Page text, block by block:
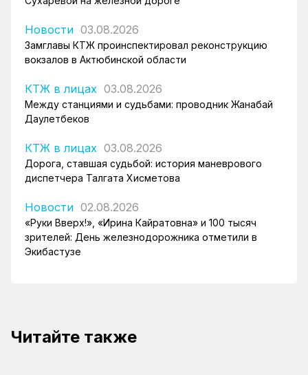
Новости 03.08.2026
Замглавы КТЖ проинспектировал реконструкцию
вокзалов в Актюбинской области
КТЖ в лицах 03.08.2026
Между станциями и судьбами: проводник Жанабай
Даулетбеков
КТЖ в лицах 03.08.2026
Дорога, ставшая судьбой: история маневрового
диспетчера Талгата Хисметова
Новости 02.08.2026
«Руки Вверх!», «Ирина Кайратовна» и 100 тысяч
зрителей: День железнодорожника отметили в
Экибастузе
Читайте также